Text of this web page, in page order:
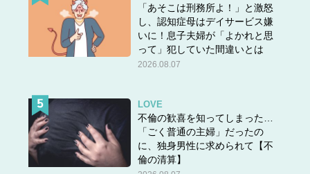
「あそこは刑務所よ！」と激怒
し、認知症母はデイサービス嫌
いに！息子夫婦が「よかれと思
って」犯していた間違いとは
2026.08.07
LOVE
不倫の歓喜を知ってしまった…
「ごく普通の主婦」だったの
に、独身男性に求められて【不
倫の清算】